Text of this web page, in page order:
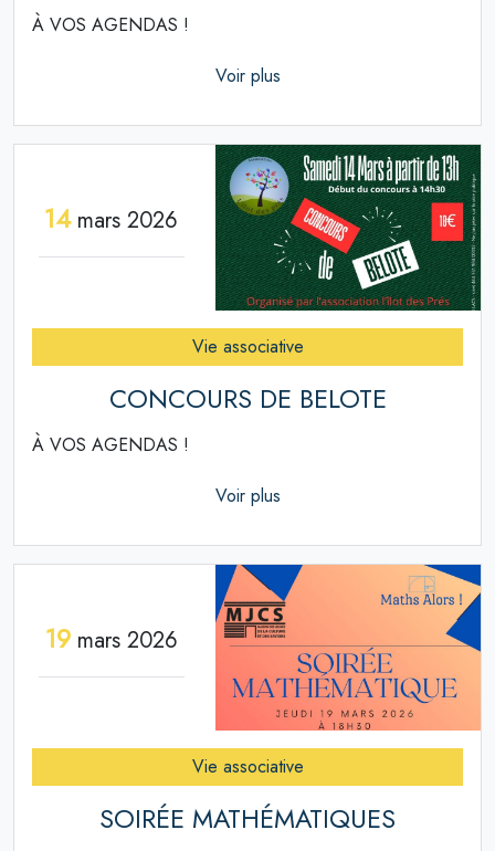
À VOS AGENDAS !
Voir plus
14mars 2026
Vie associative
CONCOURS DE BELOTE
À VOS AGENDAS !
Voir plus
19mars 2026
Vie associative
SOIRÉE MATHÉMATIQUES